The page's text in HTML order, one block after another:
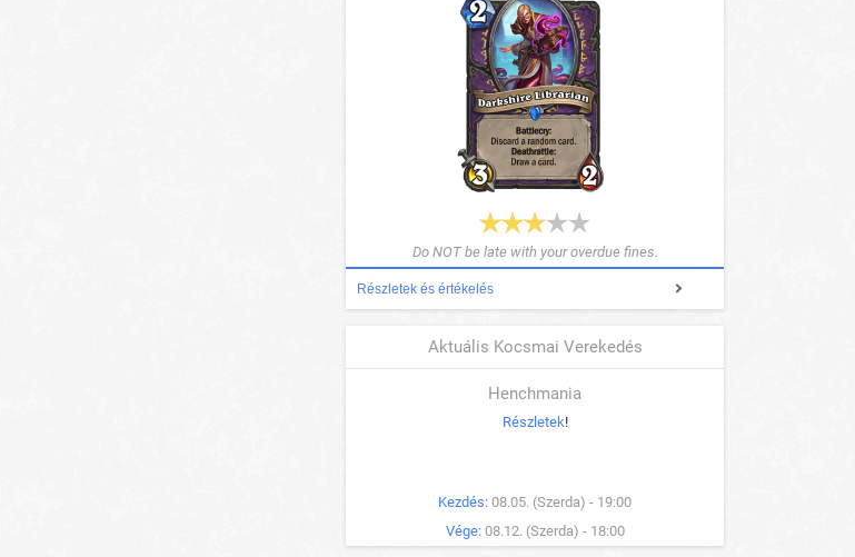
Do NOT be late with your overdue fines.
Részletek és értékelés
Aktuális Kocsmai Verekedés
Henchmania
Részletek!
Kezdés: 08.05. (Szerda) - 19:00
Vége: 08.12. (Szerda) - 18:00